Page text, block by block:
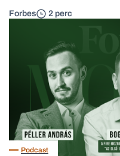
Forbes 2 perc
Podcast